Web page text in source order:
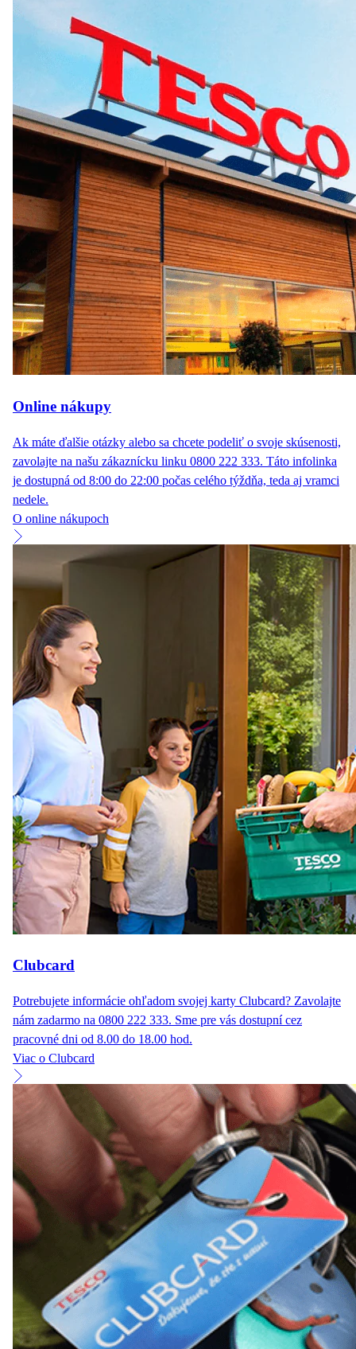
Online nákupy
Ak máte ďalšie otázky alebo sa chcete podeliť o svoje skúsenosti,
zavolajte na našu zákaznícku linku 0800 222 333. Táto infolinka
je dostupná od 8:00 do 22:00 počas celého týždňa, teda aj vramci
nedele.
O online nákupoch
Clubcard
Potrebujete informácie ohľadom svojej karty Clubcard? Zavolajte
nám zadarmo na 0800 222 333. Sme pre vás dostupní cez
pracovné dni od 8.00 do 18.00 hod.
Viac o Clubcard